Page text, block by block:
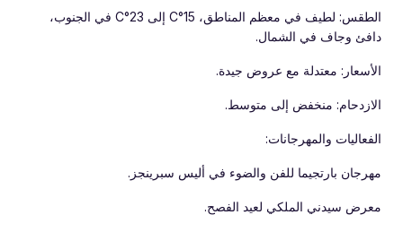
الطقس: لطيف في معظم المناطق، 15°C إلى 23°C في الجنوب،
دافئ وجاف في الشمال.
الأسعار: معتدلة مع عروض جيدة.
الازدحام: منخفض إلى متوسط.
الفعاليات والمهرجانات:
مهرجان بارتجيما للفن والضوء في أليس سبرينجز.
معرض سيدني الملكي لعيد الفصح.